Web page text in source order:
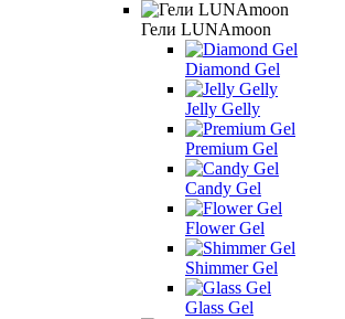
Гели LUNAmoon
Diamond Gel
Jelly Gelly
Premium Gel
Candy Gel
Flower Gel
Shimmer Gel
Glass Gel